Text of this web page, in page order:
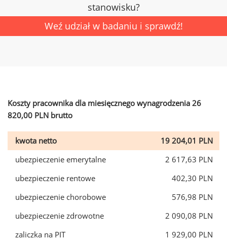
stanowisku?
Weź udział w badaniu i sprawdź!
Koszty pracownika dla miesięcznego wynagrodzenia 26
820,00 PLN brutto
kwota netto
19 204,01 PLN
ubezpieczenie emerytalne
2 617,63 PLN
ubezpieczenie rentowe
402,30 PLN
ubezpieczenie chorobowe
576,98 PLN
ubezpieczenie zdrowotne
2 090,08 PLN
zaliczka na PIT
1 929,00 PLN